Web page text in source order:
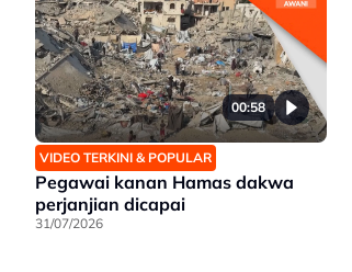
00:58
VIDEO TERKINI & POPULAR
Pegawai kanan Hamas dakwa
perjanjian dicapai
31/07/2026